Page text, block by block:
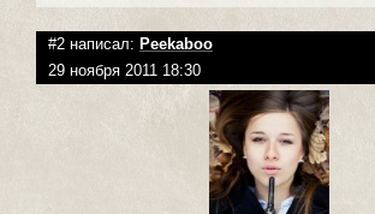
#2 написал: Peekaboo
29 ноября 2011 18:30